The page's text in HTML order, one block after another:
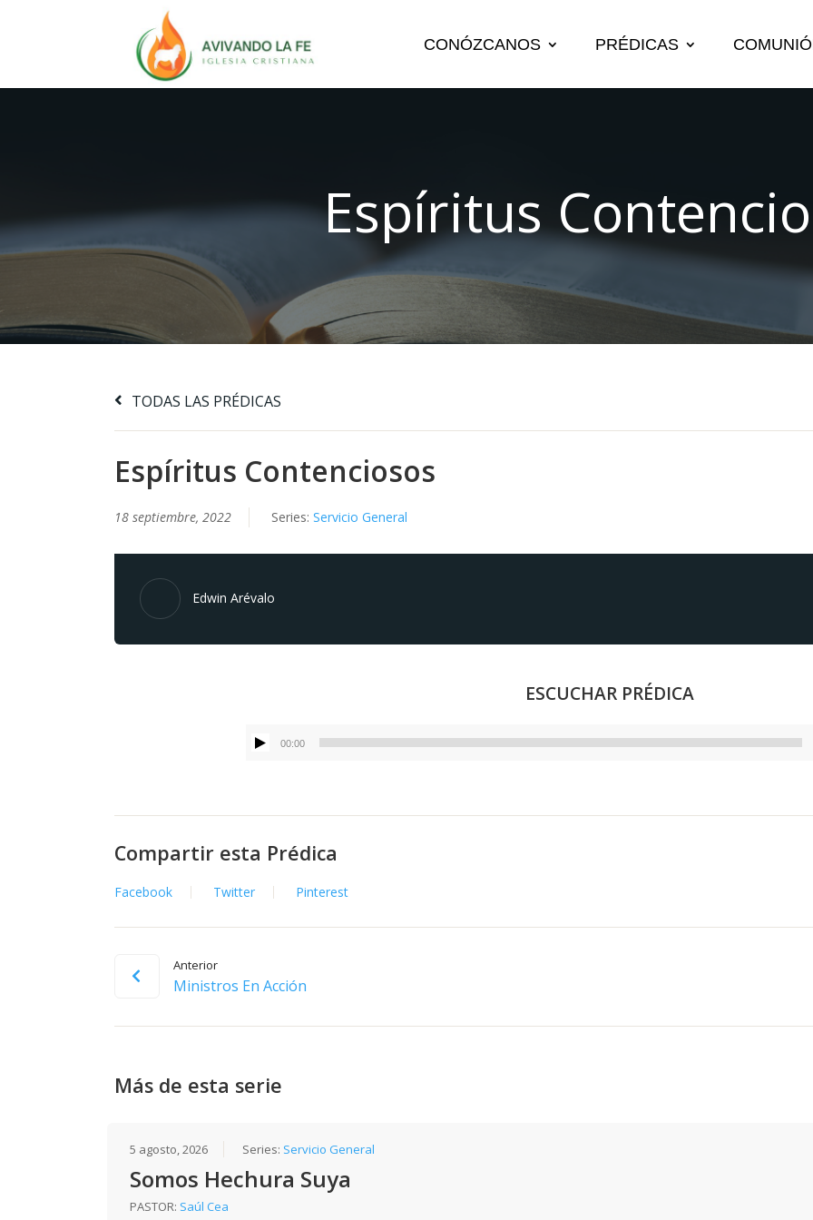
CONÓZCANOS PRÉDICAS
Espíritus
TODAS LAS PRÉDICAS
Espíritus Contenciosos
18 septiembre, 2022 Series: Servicio General
Edwin Arévalo
ESCUCHAR PRÉDICA
Reproductor
00:00
Compartir esta Prédica
Facebook Twitter Pinterest
Anterior
Ministros En Acción
Más de esta serie
5 agosto, 2026 Series: Servicio General
Somos Hechura Suya
PASTOR: Saúl Cea